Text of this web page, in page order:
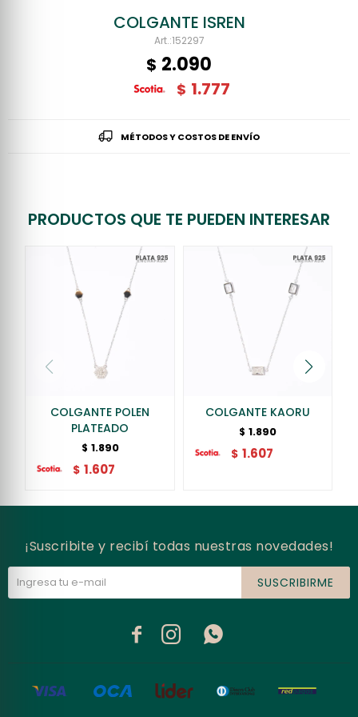
COLGANTE ISREN
152297
$ 2.090
$ 1.777
MÉTODOS Y COSTOS DE ENVÍO
PRODUCTOS QUE TE PUEDEN INTERESAR
COLGANTE POLEN
PLATEADO
$ 1.890
$ 1.607
COLGANTE KAORU
$ 1.890
$ 1.607
¡Suscribite y recibí todas nuestras novedades!
SUSCRIBIRME
  